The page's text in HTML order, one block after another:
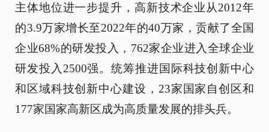
主体地位进一步提升，高新技术企业从2012年
的3.9万家增长至2022年的40万家，贡献了全国
企业68%的研发投入，762家企业进入全球企业
研发投入2500强。统筹推进国际科技创新中心
和区域科技创新中心建设，23家国家自创区和
177家国家高新区成为高质量发展的排头兵。